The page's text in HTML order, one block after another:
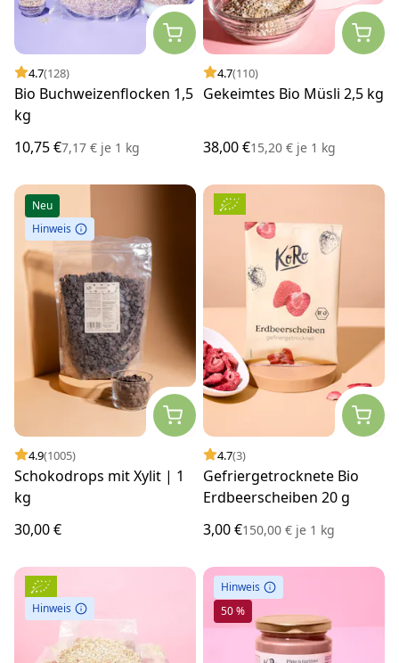
4.7(128)
Bio Buchweizenflocken 1,5
kg
10,75 €7,17 € je 1 kg
4.7(110)
Gekeimtes Bio Müsli 2,5 kg
38,00 €15,20 € je 1 kg
Neu
Hinweis
4.9(1005)
Schokodrops mit Xylit | 1
kg
30,00 €
4.7(3)
Gefriergetrocknete Bio
Erdbeerscheiben 20 g
3,00 €150,00 € je 1 kg
Hinweis
Hinweis
50 %